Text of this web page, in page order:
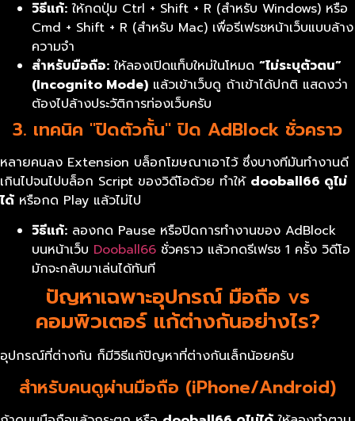
วิธีแก้: ให้กดปุ่ม Ctrl + Shift + R (สำหรับ Windows) หรือ
Cmd + Shift + R (สำหรับ Mac) เพื่อรีเฟรชหน้าเว็บแบบล้าง
ความจำ
สำหรับมือถือ: ให้ลองเปิดแท็บใหม่ในโหมด “ไม่ระบุตัวตน”
(Incognito Mode) แล้วเข้าเว็บดู ถ้าเข้าได้ปกติ แสดงว่า
ต้องไปล้างประวัติการท่องเว็บครับ
3. เทคนิค "ปิดตัวกั้น" ปิด AdBlock ชั่วคราว
หลายคนลง Extension บล็อกโฆษณาเอาไว้ ซึ่งบางทีมันทำงานดี
เกินไปจนไปบล็อก Script ของวิดีโอด้วย ทำให้ dooball66 ดูไม่
ได้ หรือกด Play แล้วไม่ไป
วิธีแก้: ลองกด Pause หรือปิดการทำงานของ AdBlock
บนหน้าเว็บ Dooball66 ชั่วคราว แล้วกดรีเฟรช 1 ครั้ง วิดีโอ
มักจะกลับมาเล่นได้ทันที
ปัญหาเฉพาะอุปกรณ์ มือถือ vs
คอมพิวเตอร์ แก้ต่างกันอย่างไร?
อุปกรณ์ที่ต่างกัน ก็มีวิธีแก้ปัญหาที่ต่างกันเล็กน้อยครับ
สำหรับคนดูผ่านมือถือ (iPhone/Android)